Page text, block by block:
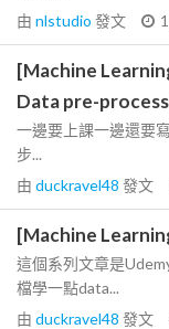
由 nlstudio 發文
[Machine
Data pre-
一邊要上課一邊還要
步...
由 duckravel48 發文
[Machine
這個系列文章是
檔學一點data...
由 duckravel48 發文